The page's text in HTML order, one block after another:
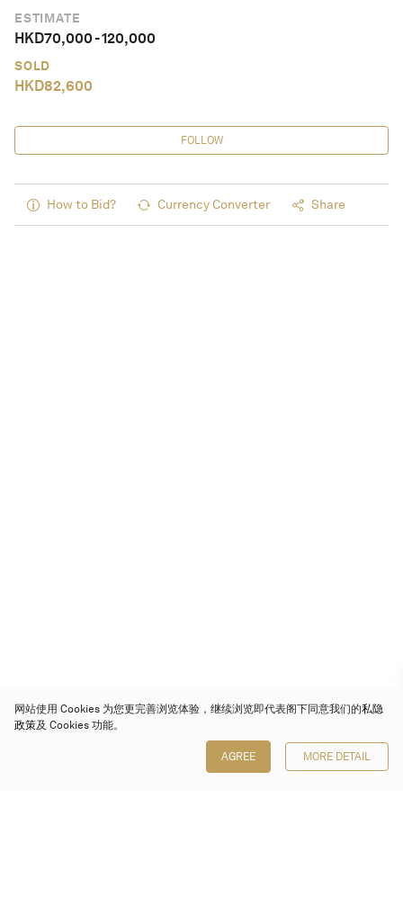
ESTIMATE
HKD70,000-120,000
SOLD
HKD82,600
FOLLOW
How to Bid? Currency Converter Share
网站使用 Cookies 为您更完善浏览体验，继续浏览即代表阁下同意我们的私隐
政策及 Cookies 功能。
AGREE MORE DETAIL